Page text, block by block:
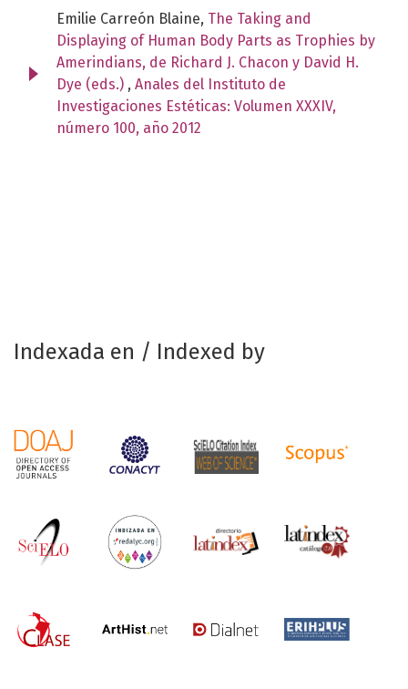
Emilie Carreón Blaine, The Taking and
Displaying of Human Body Parts as Trophies by
Amerindians, de Richard J. Chacon y David H.
Dye (eds.) , Anales del Instituto de
Investigaciones Estéticas: Volumen XXXIV,
número 100, año 2012
Indexada en / Indexed by